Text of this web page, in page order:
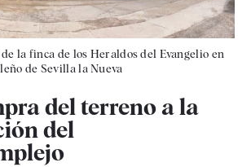
la finca de los Heraldos del Evangelio en
de Sevilla la Nueva
del terreno a la
del